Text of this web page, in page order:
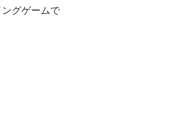
グゲームで